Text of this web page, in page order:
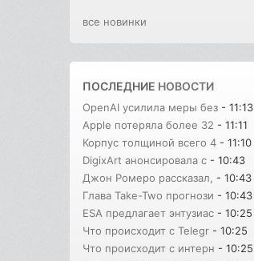
все новинки
ПОСЛЕДНИЕ НОВОСТИ
OpenAI усилила меры без - 11:13
Apple потеряла более 32 - 11:11
Корпус толщиной всего 4 - 11:10
DigixArt анонсировала с - 10:43
Джон Ромеро рассказал, - 10:43
Глава Take-Two прогнози - 10:43
ESA предлагает энтузиас - 10:25
Что происходит с Telegr - 10:25
Что происходит с интерн - 10:25